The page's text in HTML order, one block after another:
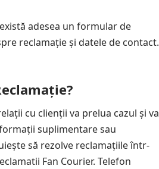
adesea un formular de
reclamație și datele de contact.
cu clienții va prelua cazul și va
suplimentare sau
să rezolve reclamațiile într-
Fan Courier. Telefon